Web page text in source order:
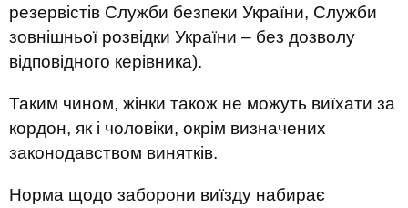
резервістів Служби безпеки України, Служби
зовнішньої розвідки України – без дозволу
відповідного керівника).
Таким чином, жінки також не можуть виїхати за
кордон, як і чоловіки, окрім визначених
законодавством винятків.
Норма щодо заборони виїзду набирає